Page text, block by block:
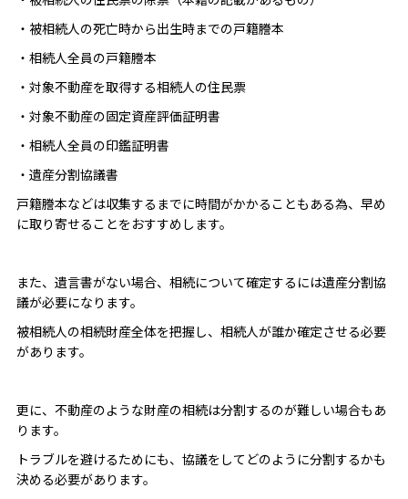
・被相続人の死亡時から出生時までの戸籍謄本
・相続人全員の戸籍謄本
・対象不動産を取得する相続人の住民票
・対象不動産の固定資産評価証明書
・相続人全員の印鑑証明書
・遺産分割協議書
戸籍謄本などは収集するまでに時間がかかることもある為、早め
に取り寄せることをおすすめします。
また、遺言書がない場合、相続について確定するには遺産分割協
議が必要になります。
被相続人の相続財産全体を把握し、相続人が誰か確定させる必要
があります。
更に、不動産のような財産の相続は分割するのが難しい場合もあ
ります。
トラブルを避けるためにも、協議をしてどのように分割するかも
決める必要があります。